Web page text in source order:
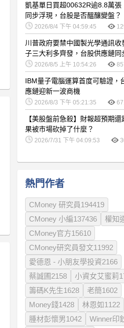
凱基單日買超00632R逾8.8萬張
同步浮現，台股是否醞釀變盤？
2026/8/4 下午 04:59:45
川普政府要禁中國製光學通訊收
子三大利多齊發，台股供應鏈同
2026/8/5 上午 10:54:26
IBM量子電腦運算首度可驗證，
應鏈迎新一波商機
2026/8/3 下午 05:21:35
【美股盤前急殺】財報超預期
果被市場砍掉了什麼？
2026/7/31 下午 04:09:53
熱門作者
CMoney 研究員194419
CMoney 小編137436
權知
CMoney官方15610
CMoney研究員發文11992
愛德恩 - 小朋友學投資2166
蔡誠圃2158
小資女艾蜜莉
籌碼K先生1628
老簡1602
Money錢1428
林恩如1122
腫材彭懷男1042
Winner印